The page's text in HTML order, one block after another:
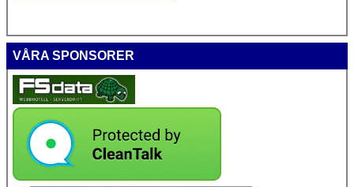
VÅRA SPONSORER